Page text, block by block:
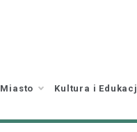
Miasto Kultura i